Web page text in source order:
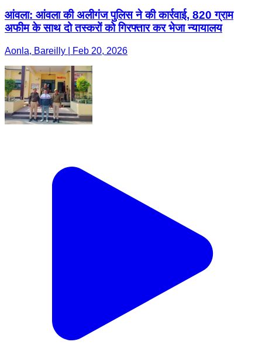
आंवला: आंवला की अलीगंज पुलिस ने की कार्रवाई, 820 ग्राम
अफीम के साथ दो तस्करों को गिरफ्तार कर भेजा न्यायालय
Aonla, Bareilly | Feb 20, 2026